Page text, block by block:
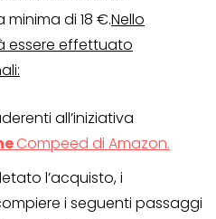
di 18 €.Nello
essere effettuato
all’iniziativa
Compeed di Amazon.
l’acquisto, i
i seguenti passaggi